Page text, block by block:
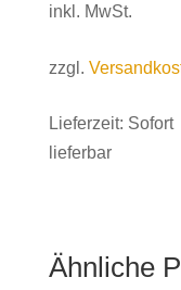
inkl. MwSt.
zzgl.
Lieferzeit: Sofort
lieferbar
Ähnliche